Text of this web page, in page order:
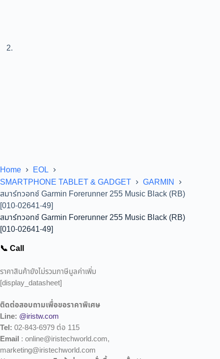
Home
EOL
SMARTPHONE TABLET & GADGET
GARMIN
สมาร์ทวอทช์ Garmin Forerunner 255 Music Black (RB)
[010-02641-49]
สมาร์ทวอทช์ Garmin Forerunner 255 Music Black (RB)
[010-02641-49]
📞 Call
ราคาสินค้ายังไม่รวมภาษีมูลค่าเพิ่ม
[display_datasheet]
ติดต่อสอบถามเพื่อขอราคาพิเศษ
Line: @iristw.com
Tel: 02-843-6979 ต่อ 115
Email : online@iristechworld.com,
marketing@iristechworld.com